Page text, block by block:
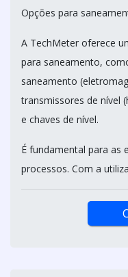
Opções para
A TechMeter oferece
para saneamento,
saneamento
transmissores de nível
e chaves de nível.
É fundamental para as
processos. Com a